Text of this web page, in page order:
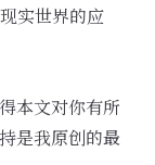
实世界的应
本文对你有所
是我原创的最